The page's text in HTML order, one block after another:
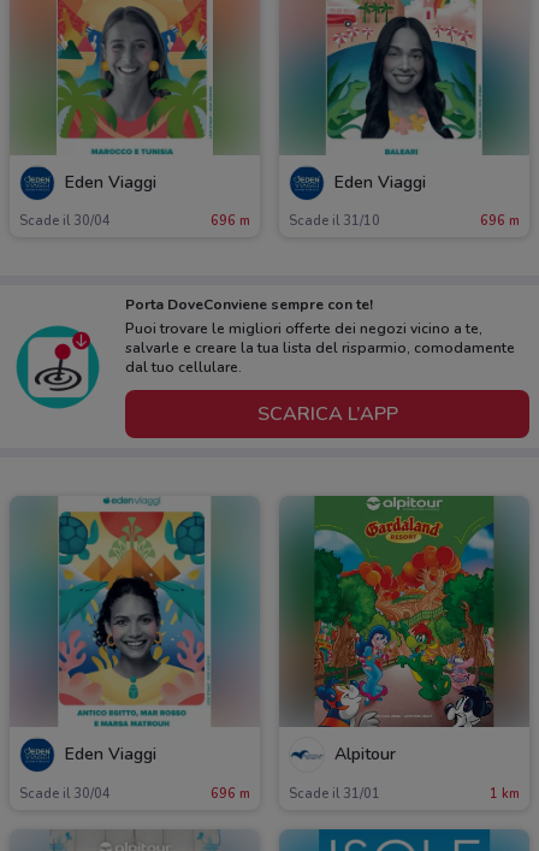
Eden Viaggi
Scade il 30/04 696 m
Eden Viaggi
Scade il 31/10 696 m
Porta DoveConviene sempre con te!
Puoi trovare le migliori offerte dei negozi vicino a te,
salvarle e creare la tua lista del risparmio, comodamente
dal tuo cellulare.
SCARICA L’APP
Eden Viaggi
Scade il 30/04 696 m
Alpitour
Scade il 31/01 1 km